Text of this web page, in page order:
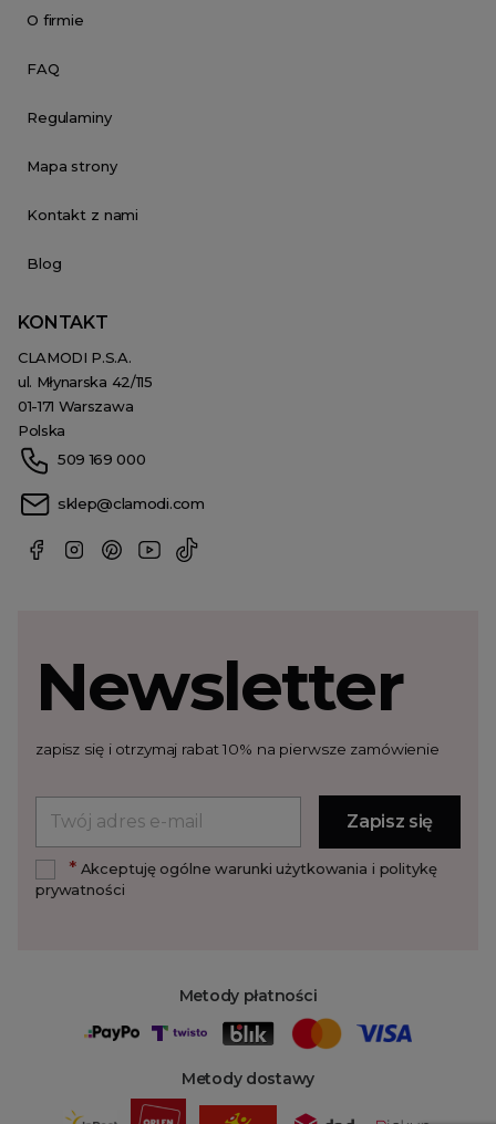
O firmie
FAQ
Regulaminy
Mapa strony
Kontakt z nami
Blog
KONTAKT
CLAMODI P.S.A.
ul. Młynarska 42/115
01-171 Warszawa
Polska
509 169 000
sklep@clamodi.com
Metody płatności
Metody dostawy
Newsletter
zapisz się i otrzymaj rabat 10% na pierwsze zamówienie
*Akceptuję ogólne warunki użytkowania i politykę
prywatności